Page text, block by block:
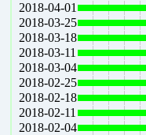
2018-04-01
2018-03-25
2018-03-18
2018-03-11
2018-03-04
2018-02-25
2018-02-18
2018-02-11
2018-02-04